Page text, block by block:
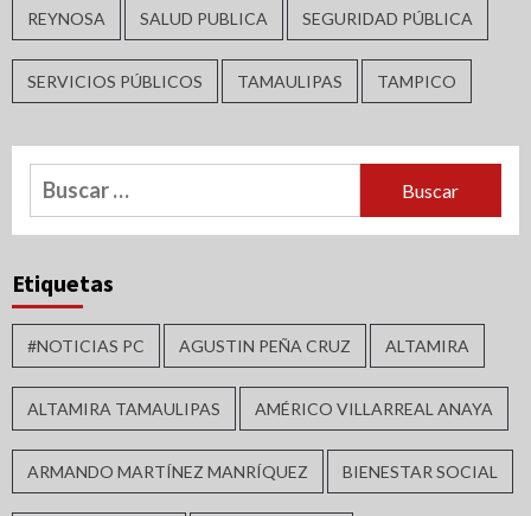
REYNOSA SALUD PUBLICA SEGURIDAD PÚBLICA
SERVICIOS PÚBLICOS TAMAULIPAS TAMPICO
Buscar:
Etiquetas
#NOTICIAS PC AGUSTIN PEÑA CRUZ ALTAMIRA
ALTAMIRA TAMAULIPAS AMÉRICO VILLARREAL ANAYA
ARMANDO MARTÍNEZ MANRÍQUEZ BIENESTAR SOCIAL